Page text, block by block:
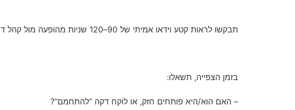
תבקשו לראות קטע וידאו אמיתי של 90–120 שניות מהופעה מול קהל דומה לשלכם.
בזמן הצפייה, תשאלו:
– האם הוא/היא פותחים חזק, או לוקח דקה “להתחמם”?